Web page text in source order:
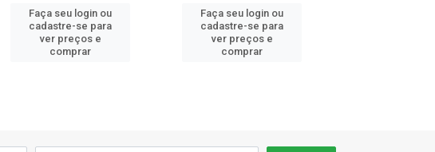
Faça seu login ou
cadastre-se para
ver preços e
comprar
Faça seu login ou
cadastre-se para
ver preços e
comprar